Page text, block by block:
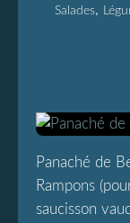
Salades,
Panaché de
Rampons
saucisson